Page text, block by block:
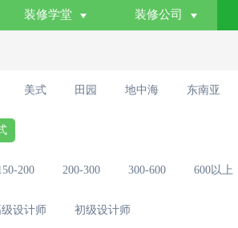
￥110000元.
额
装修学堂 装修公司
美式 田园 地中海 东南亚
200 200-300 300-600 600以上
级设计师 初级设计师